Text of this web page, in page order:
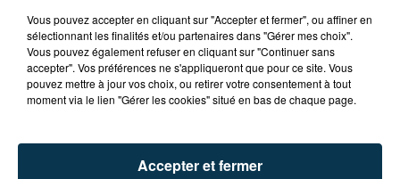
19h46
19h46 19h40
19h40
Vous pouvez accepter en cliquant sur "Accepter et fermer", ou affiner en
sélectionnant les finalités et/ou partenaires dans "Gérer mes choix".
Vous pouvez également refuser en cliquant sur "Continuer sans
accepter". Vos préférences ne s'appliqueront que pour ce site. Vous
pouvez mettre à jour vos choix, ou retirer votre consentement à tout
moment via le lien "Gérer les cookies" situé en bas de chaque page.
Accepter et fermer